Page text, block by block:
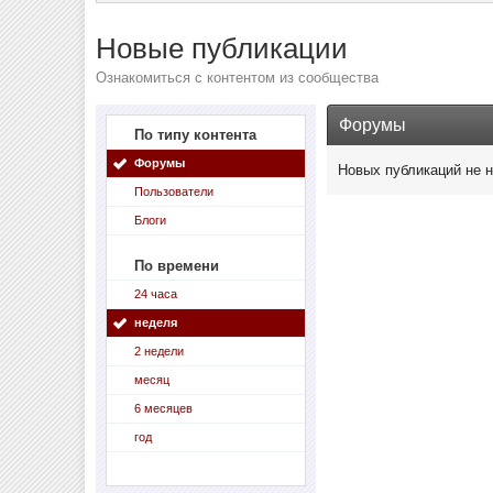
Новые публикации
Ознакомиться с контентом из сообщества
По типу контента
Форумы
Пользователи
Блоги
По времени
24 часа
неделя
2 недели
месяц
6 месяцев
год
Форумы
Новых публикаций не